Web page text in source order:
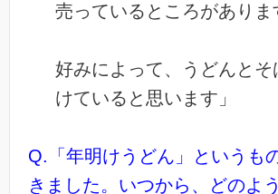
売っているところがありま
好みによって、うどんとそ
けていると思います」
Q.「年明けうどん」というも
きました。いつから、どのよ